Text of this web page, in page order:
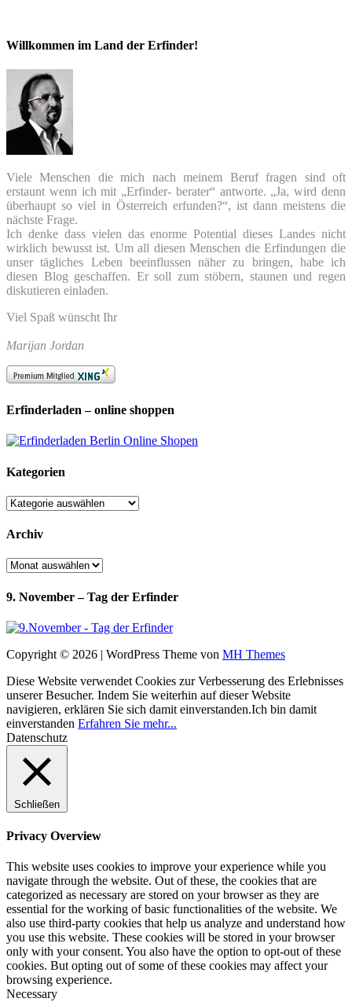
Willkommen im Land der Erfinder!
Viele Menschen die mich nach meinem Beruf fragen sind oft
erstaunt wenn ich mit „Erfinder- berater“ antworte. „Ja, wird denn
überhaupt so viel in Österreich erfunden?“, ist dann meistens die
nächste Frage.
Ich denke dass vielen das enorme Potential dieses Landes nicht
wirklich bewusst ist. Um all diesen Menschen die Erfindungen die
unser tägliches Leben beeinflussen näher zu bringen, habe ich
diesen Blog geschaffen. Er soll zum stöbern, staunen und regen
diskutieren einladen.
Viel Spaß wünscht Ihr
Marijan Jordan
Erfinderladen – online shoppen
Kategorien
Kategorien
Archiv
Archiv
9. November – Tag der Erfinder
Copyright © 2026 | WordPress Theme von MH Themes
Diese Website verwendet Cookies zur Verbesserung des Erlebnisses
unserer Besucher. Indem Sie weiterhin auf dieser Website
navigieren, erklären Sie sich damit einverstanden.Ich bin damit
einverstanden Erfahren Sie mehr...
Datenschutz
Schließen
Privacy Overview
This website uses cookies to improve your experience while you
navigate through the website. Out of these, the cookies that are
categorized as necessary are stored on your browser as they are
essential for the working of basic functionalities of the website. We
also use third-party cookies that help us analyze and understand how
you use this website. These cookies will be stored in your browser
only with your consent. You also have the option to opt-out of these
cookies. But opting out of some of these cookies may affect your
browsing experience.
Necessary